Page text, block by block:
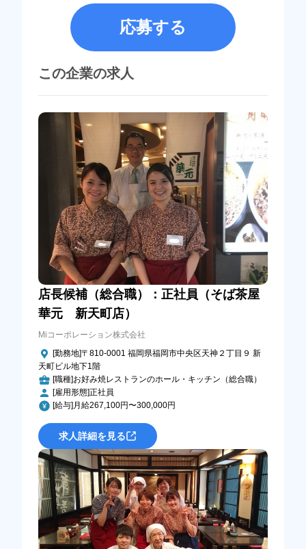
応募する
この企業の求人
店長候補（総合職）：正社員（そば茶屋
華元 新天町店）
Miコーポレーション株式会社
[勤務地]〒810-0001 福岡県福岡市中央区天神２丁目９ 新
天町ビル地下1階
[職種]お好み焼レストランのホール・キッチン（総合職）
[雇用形態]正社員
[給与]月給267,100円〜300,000円
求人詳細を見る